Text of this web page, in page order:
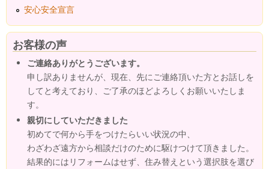
安心安全宣言
お客様の声
ご連絡ありがとうございます。
申し訳ありませんが、現在、先にご連絡頂いた方とお話しを
してと考えており、ご了承のほどよろしくお願いいたしま
す。
親切にしていただきました
初めてで何から手をつけたらいい状況の中、
わざわざ遠方から相談だけのために駆けつけて頂きました。
結果的にはリフォームはせず、住み替えという選択肢を選び